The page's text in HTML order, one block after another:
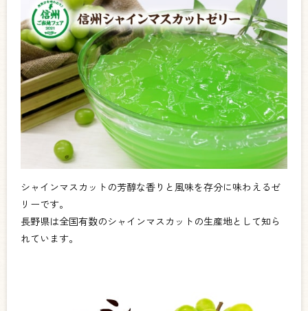
シャインマスカットの芳醇な香りと風味を存分に味わえるゼ
リーです。
長野県は全国有数のシャインマスカットの生産地として知ら
れています。